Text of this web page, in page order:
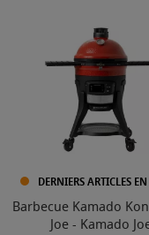
DERNIERS ARTICLES
Barbecue Kamado
Joe - Kamado